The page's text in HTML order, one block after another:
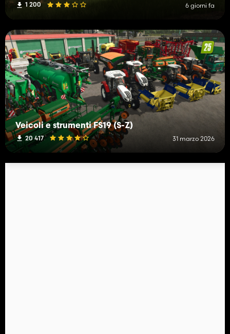
1 200 6 giorni fa
Veicoli e strumenti FS19 (S-Z)
20 417 31 marzo 2026